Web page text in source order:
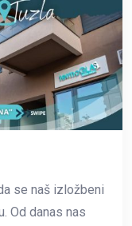
se naš izložbeni
Od danas nas